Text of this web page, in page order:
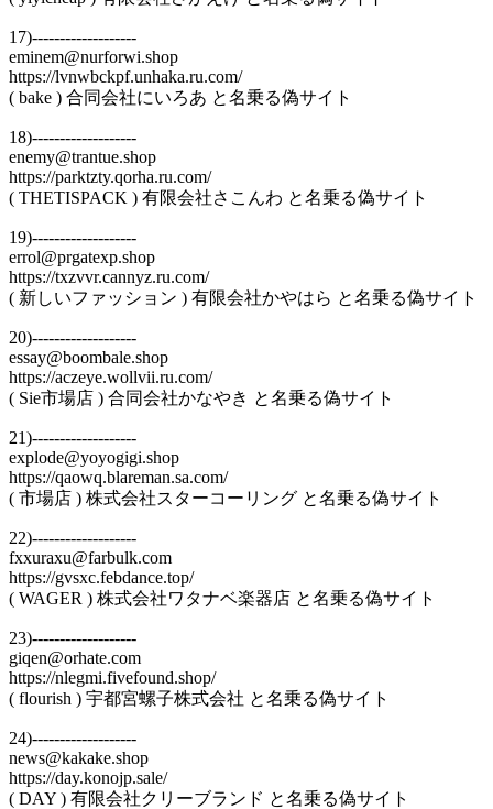
17)-------------------
eminem@nurforwi.shop
https://lvnwbckpf.unhaka.ru.com/
( bake ) 合同会社にいろあ と名乗る偽サイト
18)-------------------
enemy@trantue.shop
https://parktzty.qorha.ru.com/
( THETISPACK ) 有限会社さこんわ と名乗る偽サイト
19)-------------------
errol@prgatexp.shop
https://txzvvr.cannyz.ru.com/
( 新しいファッション ) 有限会社かやはら と名乗る偽サイト
20)-------------------
essay@boombale.shop
https://aczeye.wollvii.ru.com/
( Sie市場店 ) 合同会社かなやき と名乗る偽サイト
21)-------------------
explode@yoyogigi.shop
https://qaowq.blareman.sa.com/
( 市場店 ) 株式会社スターコーリング と名乗る偽サイト
22)-------------------
fxxuraxu@farbulk.com
https://gvsxc.febdance.top/
( WAGER ) 株式会社ワタナベ楽器店 と名乗る偽サイト
23)-------------------
giqen@orhate.com
https://nlegmi.fivefound.shop/
( flourish ) 宇都宮螺子株式会社 と名乗る偽サイト
24)-------------------
news@kakake.shop
https://day.konojp.sale/
( DAY ) 有限会社クリーブランド と名乗る偽サイト